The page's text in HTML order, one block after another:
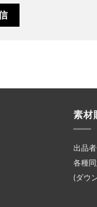
素材
出品
各種
(ダウ